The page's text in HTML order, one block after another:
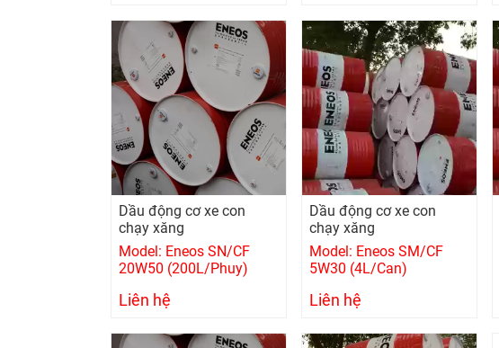
Dầu động cơ xe con
chạy xăng
Model: Eneos SN/CF
20W50 (200L/Phuy)
Liên hệ
Dầu động cơ xe con
chạy xăng
Model: Eneos SM/CF
5W30 (4L/Can)
Liên hệ